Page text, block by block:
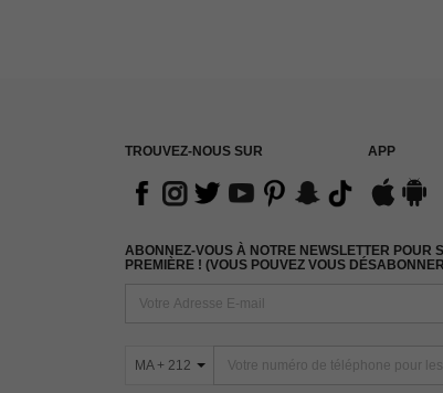
TROUVEZ-NOUS SUR APP
ABONNEZ-VOUS À NOTRE NEWSLETTER POUR
PREMIÈRE ! (VOUS POUVEZ VOUS
MA + 212